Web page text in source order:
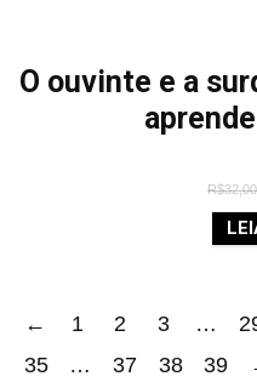
O ouvinte e a
R$32,00
← 1 2 3 …
35
… 37 38 39